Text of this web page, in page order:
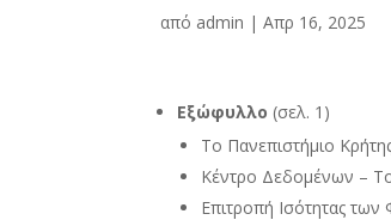
από admin |Απρ 16, 2025
Εξώφυλλο (σελ. 1)
Το Πανεπιστήμιο
Κέντρο Δεδομένων –
Επιτροπή Ισότητας